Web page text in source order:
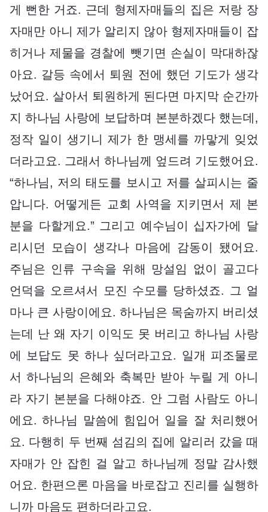
게 뻔한 거죠. 근데 형제자매들의 집은 저랑 장
자매만 아니 제가 알리지 않아 형제자매들이 잡
히거나 제물을 경찰에 뺏기면 손실이 막대하잖
아요. 갈등 속에서 퇴원 전에 했던 기도가 생각
났어요. 살아서 퇴원하게 된다면 마지막 순간까
지 하나님 사랑에 보답하며 본분하겠다 했는데,
정작 일이 생기니 제가 한 맹세를 까맣게 잊었
더라고요. 그래서 하나님께 엎드려 기도했어요.
“하나님, 저의 태도를 보시고 저를 살피시는 줄
압니다. 어떻게든 교회 사역을 지키면서 제 본
분을 다할게요.” 그리고 예수님이 십자가에 달
리시던 모습이 생각나 마음에 감동이 됐어요.
주님은 인류 구속을 위해 망설임 없이 골고다
언덕을 오르셔서 모진 수모를 당하셨죠. 그 얼
마나 큰 사랑이에요. 하나님은 목숨까지 버리셨
는데 난 왜 자기 이익도 못 버리고 하나님 사랑
에 보답도 못 하나 싶더라고요. 일개 피조물로
서 하나님의 은혜와 축복만 받아 누릴 게 아니
라 자기 본분을 다해야죠. 안 그럼 사람도 아니
에요. 하나님 말씀에 힘입어 일을 잘 처리했어
요. 다행히 두 번째 섬김의 집에 알리러 갔을 때
자매가 안 잡힌 걸 알고 하나님께 정말 감사했
어요. 한편으론 마음을 바로잡고 진리를 실행하
니까 마음도 편하더라고요.